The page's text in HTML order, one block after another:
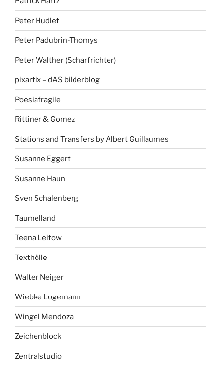
Peter Hudlet
Peter Padubrin-Thomys
Peter Walther (Scharfrichter)
pixartix – dAS bilderblog
Poesiafragile
Rittiner & Gomez
Stations and Transfers by Albert Guillaumes
Susanne Eggert
Susanne Haun
Sven Schalenberg
Taumelland
Teena Leitow
Texthölle
Walter Neiger
Wiebke Logemann
Wingel Mendoza
Zeichenblock
Zentralstudio